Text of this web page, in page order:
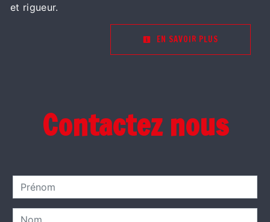
et rigueur.
EN SAVOIR PLUS
Contactez nous